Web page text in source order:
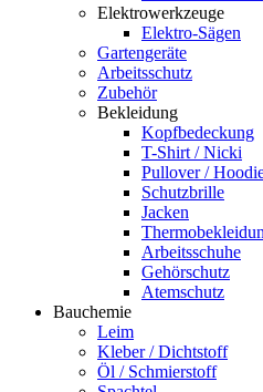
Elektrowerkzeuge
Elektro-Sägen
Gartengeräte
Arbeitsschutz
Zubehör
Bekleidung
Kopfbedeckung
T-Shirt / Nicki
Pullover /
Schutzbrille
Jacken
Arbeitsschuhe
Gehörschutz
Atemschutz
Bauchemie
Leim
Kleber / Dichtstoff
Öl / Schmierstoff